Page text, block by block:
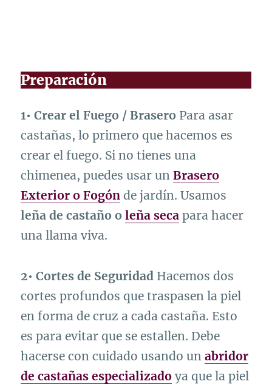
Preparación
1• Crear el Fuego / Brasero Para asar
castañas, lo primero que hacemos es
crear el fuego. Si no tienes una
chimenea, puedes usar unBrasero
Exterior o Fogón de jardín. Usamos
leña de castaño oleña seca para hacer
una llama viva.
2• Cortes de Seguridad Hacemos dos
cortes profundos que traspasen la piel
en forma de cruz a cada castaña. Esto
es para evitar que se estallen. Debe
hacerse con cuidado usando unabridor
de castañas especializado ya que la piel